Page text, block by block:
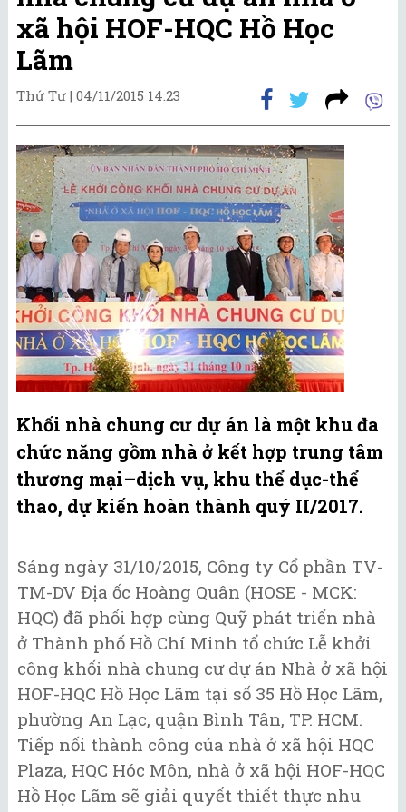
xã hội HOF-HQC Hồ Học
Lãm
Thứ Tư | 04/11/2015 14:23
Khối nhà chung cư dự án là một khu đa
chức năng gồm nhà ở kết hợp trung tâm
thương mại–dịch vụ, khu thể dục-thể
thao, dự kiến hoàn thành quý II/2017.
Sáng ngày 31/10/2015, Công ty Cổ phần TV-
TM-DV Địa ốc Hoàng Quân (HOSE - MCK:
HQC) đã phối hợp cùng Quỹ phát triển nhà
ở Thành phố Hồ Chí Minh tổ chức Lễ khởi
công khối nhà chung cư dự án Nhà ở xã hội
HOF-HQC Hồ Học Lãm tại số 35 Hồ Học Lãm,
phường An Lạc, quận Bình Tân, TP. HCM.
Tiếp nối thành công của nhà ở xã hội HQC
Plaza, HQC Hóc Môn, nhà ở xã hội HOF-HQC
Hồ Học Lãm sẽ giải quyết thiết thực nhu